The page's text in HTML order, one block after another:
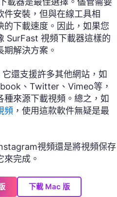
安裝，但與在線工具相
的下載速度。因此，如果您
SurFast 視頻下載器這樣的
期解決方案。
還支援許多其他網站，如
、Twitter、Vimeo等，
來源下載視頻。總之，如
頻 ，使用這款軟件無疑是最
視頻還是將視頻保存
完成。
下載 Mac 版